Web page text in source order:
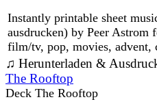
Instantly printable sheet
ausdrucken) by Peer Astrom
film/tv, pop, movies, advent,
♫ Herunterladen &
The Rooftop
Deck The Rooftop